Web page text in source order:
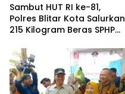
Sambut HUT RI ke-81,
Polres Blitar Kota Salurkan
215 Kilogram Beras SPHP
Murah